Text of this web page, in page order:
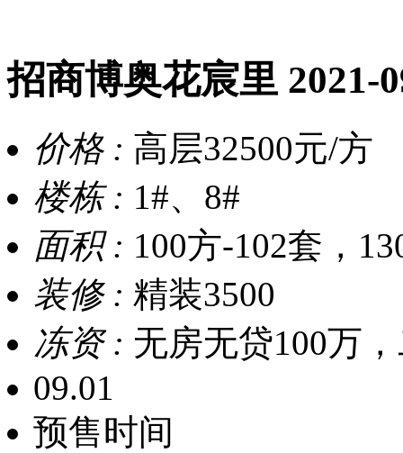
招商博奥花宸里 2021-
价格 : 高层32500元/方
楼栋 : 1#、8#
面积 : 100方-102套，
装修 : 精装3500
冻资 : 无房无贷100万
09.01
预售时间